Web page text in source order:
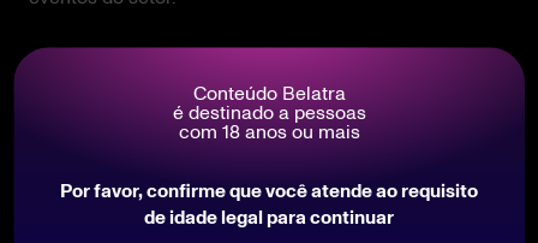
Conteúdo Belatra
é destinado a pessoas
com 18 anos ou mais
Por favor, confirme que você atende ao requisito
de idade legal para continuar